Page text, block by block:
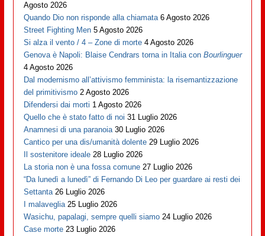
Agosto 2026
Quando Dio non risponde alla chiamata 6 Agosto 2026
Street Fighting Men 5 Agosto 2026
Si alza il vento / 4 – Zone di morte 4 Agosto 2026
Genova è Napoli: Blaise Cendrars torna in Italia conBourlinguer
4 Agosto 2026
Dal modernismo all’attivismo femminista: la risemantizzazione
del primitivismo 2 Agosto 2026
Difendersi dai morti 1 Agosto 2026
Quello che è stato fatto di noi 31 Luglio 2026
Anamnesi di una paranoia 30 Luglio 2026
Cantico per una dis/umanità dolente 29 Luglio 2026
Il sostenitore ideale 28 Luglio 2026
La storia non è una fossa comune 27 Luglio 2026
“Da lunedì a lunedì” di Fernando Di Leo per guardare ai resti dei
Settanta 26 Luglio 2026
I malaveglia 25 Luglio 2026
Wasichu, papalagi, sempre quelli siamo 24 Luglio 2026
Case morte 23 Luglio 2026